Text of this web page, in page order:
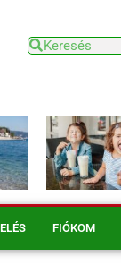
FIÓKOM